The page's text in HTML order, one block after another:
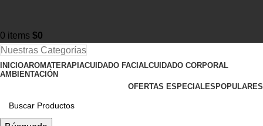
0 items $0
Nuestras Categorías
INICIOAROMATERAPIACUIDADO FACIALCUIDADO CORPORAL
AMBIENTACIÓN
OFERTAS ESPECIALESPOPULARES